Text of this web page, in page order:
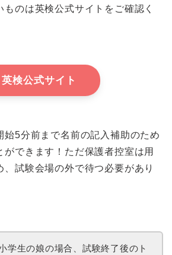
のは英検公式サイトをご確認く
英検公式サイト
始5分前まで名前の記入補助のため
ができます！ただ保護者控室は用
、試験会場の外で待つ必要があり
学生の娘の場合、試験終了後のト